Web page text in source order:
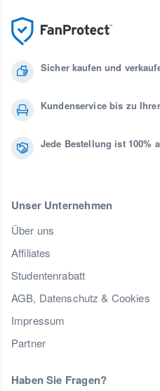
Sicher kaufen und
Kundenservice bis zu
Jede Bestellung ist 100%
Unser Unternehmen
Über uns
Affiliates
Studentenrabatt
AGB, Datenschutz & Cookies
Impressum
Partner
Haben Sie Fragen?